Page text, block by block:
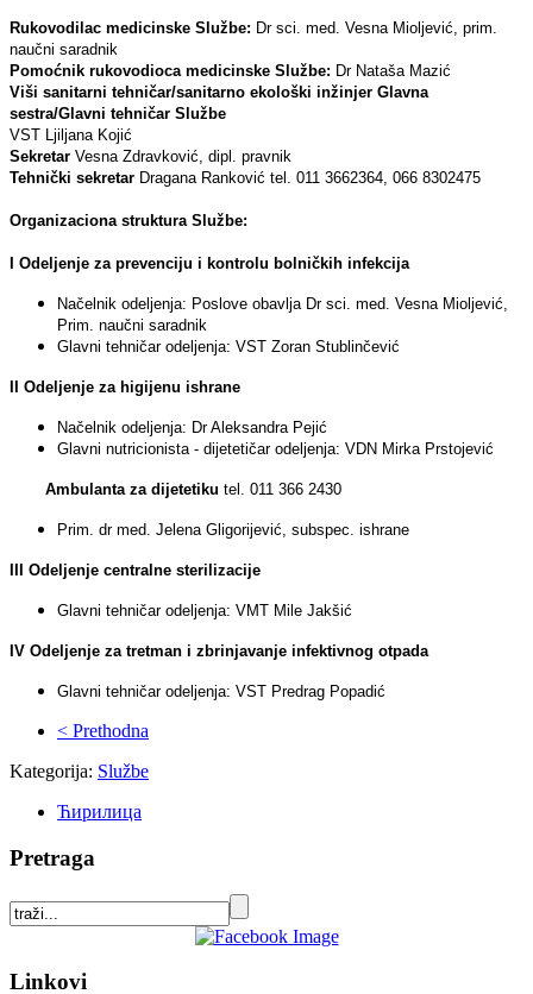
Rukovodilac medicinske Službe: Dr sci. med. Vesna Mioljević, prim.
naučni saradnik
Pomoćnik rukovodioca medicinske Službe: Dr Nataša Mazić
Viši sanitarni tehničar/sanitarno ekološki inžinjer Glavna
sestra/Glavni tehničar Službe
VST Ljiljana Kojić
Sekretar Vesna Zdravković, dipl. pravnik
Tehnički sekretar Dragana Ranković tel. 011 3662364, 066 8302475
Organizaciona struktura Službe:
I Odeljenje za prevenciju i kontrolu bolničkih infekcija
Načelnik odeljenja: Poslove obavlja Dr sci. med. Vesna Mioljević,
Prim. naučni saradnik
Glavni tehničar odeljenja: VST Zoran Stublinčević
II Odeljenje za higijenu ishrane
Načelnik odeljenja: Dr Aleksandra Pejić
Glavni nutricionista - dijetetičar odeljenja: VDN Mirka Prstojević
Ambulanta za dijetetiku tel. 011 366 2430
Prim. dr med. Jelena Gligorijević, subspec. ishrane
III Odeljenje centralne sterilizacije
Glavni tehničar odeljenja: VMT Mile Jakšić
IV Odeljenje za tretman i zbrinjavanje infektivnog otpada
Glavni tehničar odeljenja: VST Predrag Popadić
< Prethodna
Kategorija: Službe
Ћирилица
Pretraga
Linkovi